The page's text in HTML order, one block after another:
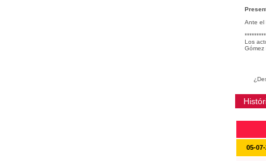
Ante el
Los
Gómez
05-